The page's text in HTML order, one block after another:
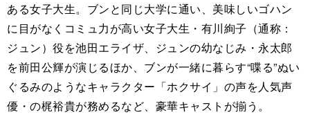
ある女子大生。ブンと同じ大学に通い、美味しいゴハン
に目がなくコミュ力が高い女子大生・有川絢子（通称：
ジュン）役を池田エライザ、ジュンの幼なじみ・永太郎
を前田公輝が演じるほか、ブンが一緒に暮らす“喋る”ぬい
ぐるみのようなキャラクター「ホクサイ」の声を人気声
優・の梶裕貴が務めるなど、豪華キャストが揃う。